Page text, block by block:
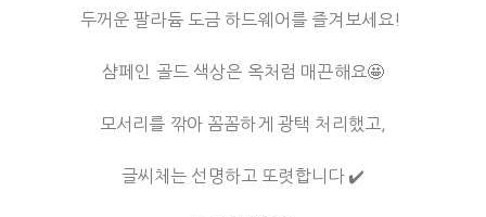
두꺼운 팔라듐 도금 하드웨어를 즐겨보세요! ️
샴페인 골드 색상은 옥처럼 매끈해요🤩
모서리를 깎아 꼼꼼하게 광택 처리했고,
글씨체는 선명하고 또렷합니다 ✔️